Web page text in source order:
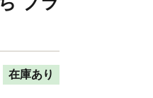
在庫あり